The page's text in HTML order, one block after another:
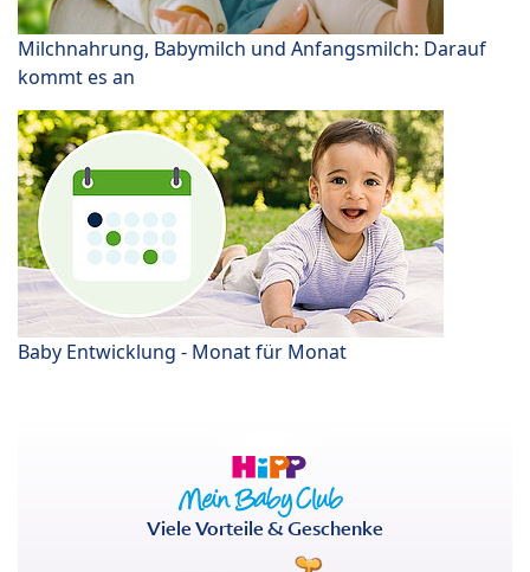
Milchnahrung, Babymilch und Anfangsmilch: Darauf
kommt es an
Baby Entwicklung - Monat für Monat
Viele Vorteile & Geschenke